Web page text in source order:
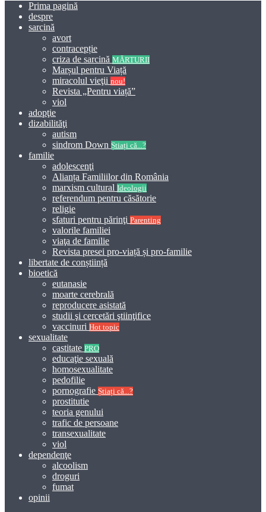
Prima pagină
despre
sarcină
avort
contracepție
criza de sarcină MĂRTURII
Marșul pentru Viață
miracolul vieţii nou!
Revista „Pentru viață”
viol
adopţie
dizabilităţi
autism
sindrom Down Știați că...?
familie
adolescenţi
Alianța Familiilor din România
marxism cultural Ideologii
referendum pentru căsătorie
religie
sfaturi pentru părinţi Parenting
valorile familiei
viaţa de familie
Revista presei pro-viață și pro-familie
libertate de conștiință
bioetică
eutanasie
moarte cerebrală
reproducere asistată
studii şi cercetări ştiinţifice
vaccinuri Hot topic
sexualitate
castitate PRO
educaţie sexuală
homosexualitate
pedofilie
pornografie Știați că...?
prostitutie
teoria genului
trafic de persoane
transexualitate
viol
dependenţe
alcoolism
droguri
fumat
opinii